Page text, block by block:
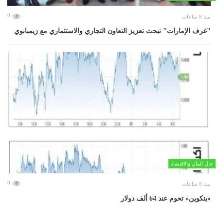
منذ 8 ساعات 0
"غرف الإمارات" تبحث تعزيز التعاون التجاري والاستثماري مع زيمبابوي
حال المال والاقتصاد
منذ 8 ساعات 0
«بتكوين» تحوم عند 64 ألف دولار